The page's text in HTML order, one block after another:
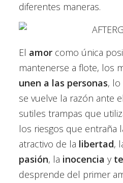
diferentes maneras.
El amorcomo única
mantenerse a flote, los
unen a las personas,
se vuelve la razón ante el
sutiles trampas que
los riesgos que entraña
atractivo de la libertad,
pasión, la inocencia y
desprende del primer